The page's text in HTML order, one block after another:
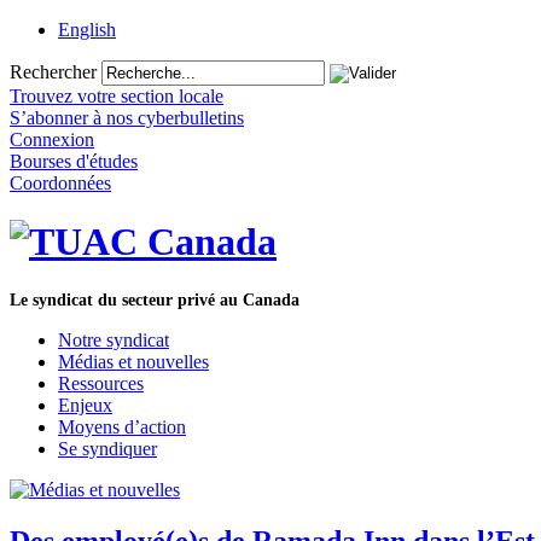
English
Rechercher
Trouvez votre section locale
S’abonner à nos cyberbulletins
Connexion
Bourses d'études
Coordonnées
Le syndicat du secteur privé au Canada
Notre syndicat
Médias et nouvelles
Ressources
Enjeux
Moyens d’action
Se syndiquer